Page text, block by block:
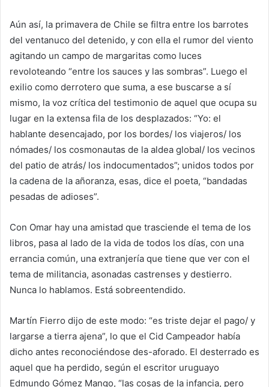
Aún así, la primavera de Chile se filtra entre los barrotes
del ventanuco del detenido, y con ella el rumor del viento
agitando un campo de margaritas como luces
revoloteando “entre los sauces y las sombras”. Luego el
exilio como derrotero que suma, a ese buscarse a sí
mismo, la voz crítica del testimonio de aquel que ocupa su
lugar en la extensa fila de los desplazados: “Yo: el
hablante desencajado, por los bordes/ los viajeros/ los
nómades/ los cosmonautas de la aldea global/ los vecinos
del patio de atrás/ los indocumentados”; unidos todos por
la cadena de la añoranza, esas, dice el poeta, “bandadas
pesadas de adioses”.
Con Omar hay una amistad que trasciende el tema de los
libros, pasa al lado de la vida de todos los días, con una
errancia común, una extranjería que tiene que ver con el
tema de militancia, asonadas castrenses y destierro.
Nunca lo hablamos. Está sobreentendido.
Martín Fierro dijo de este modo: “es triste dejar el pago/ y
largarse a tierra ajena”, lo que el Cid Campeador había
dicho antes reconociéndose des-aforado. El desterrado es
aquel que ha perdido, según el escritor uruguayo
Edmundo Gómez Mango, “las cosas de la infancia, pero